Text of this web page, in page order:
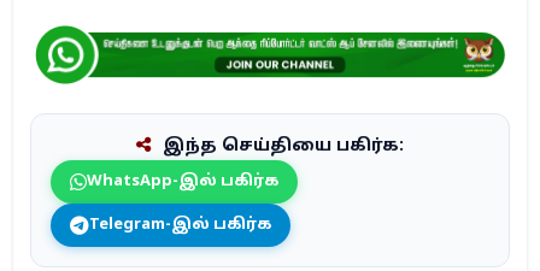
இந்த செய்தியை பகிர்க:
WhatsApp-இல் பகிர்க
Telegram-இல் பகிர்க